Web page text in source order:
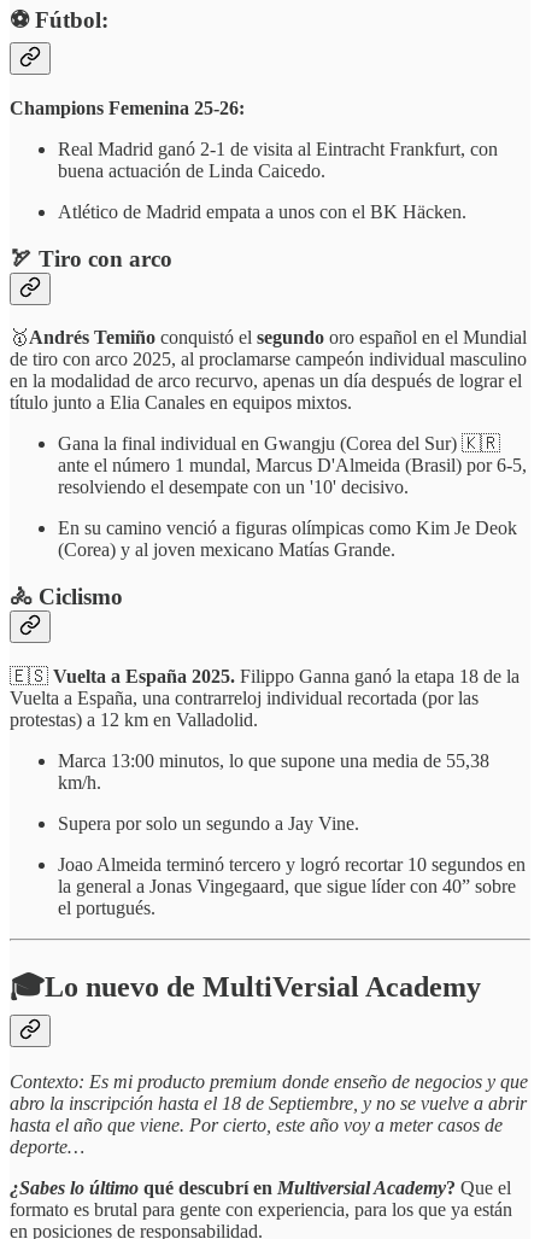
⚽️ Fútbol:
Champions Femenina 25-26:
Real Madrid ganó 2-1 de visita al Eintracht Frankfurt, con
buena actuación de Linda Caicedo.
Atlético de Madrid empata a unos con el BK Häcken.
🏹 Tiro con arco
🥇Andrés Temiño conquistó el segundo oro español en el Mundial
de tiro con arco 2025, al proclamarse campeón individual masculino
en la modalidad de arco recurvo, apenas un día después de lograr el
título junto a Elia Canales en equipos mixtos.
Gana la final individual en Gwangju (Corea del Sur) 🇰🇷
ante el número 1 mundal, Marcus D'Almeida (Brasil) por 6-5,
resolviendo el desempate con un '10' decisivo.
En su camino venció a figuras olímpicas como Kim Je Deok
(Corea) y al joven mexicano Matías Grande.
🚴 Ciclismo
🇪🇸 Vuelta a España 2025. Filippo Ganna ganó la etapa 18 de la
Vuelta a España, una contrarreloj individual recortada (por las
protestas) a 12 km en Valladolid.
Marca 13:00 minutos, lo que supone una media de 55,38
km/h.
Supera por solo un segundo a Jay Vine.
Joao Almeida terminó tercero y logró recortar 10 segundos en
la general a Jonas Vingegaard, que sigue líder con 40” sobre
el portugués.
🎓Lo nuevo de MultiVersial Academy
Contexto: Es mi producto premium donde enseño de negocios y que
abro la inscripción hasta el 18 de Septiembre, y no se vuelve a abrir
hasta el año que viene. Por cierto, este año voy a meter casos de
deporte…
¿Sabes lo último qué descubrí en Multiversial Academy? Que el
formato es brutal para gente con experiencia, para los que ya están
en posiciones de responsabilidad.